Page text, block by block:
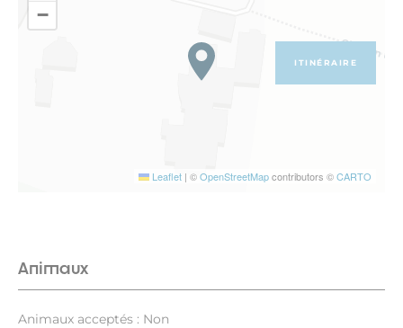
−
Leaflet | ©OpenStreetMapcontributors ©CARTO
ITINÉRAIRE
Animaux
Animaux acceptés : Non